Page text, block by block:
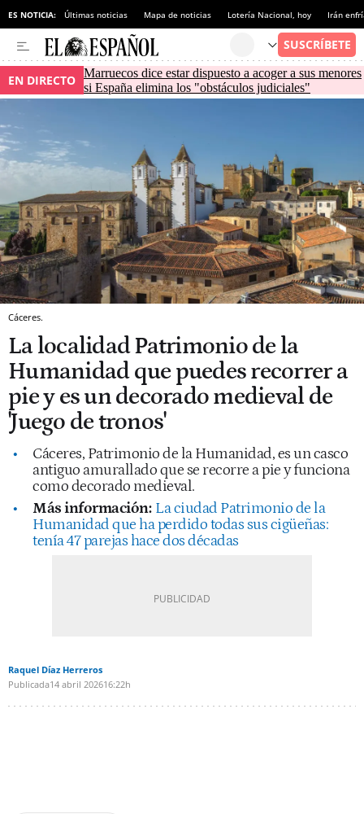
ES NOTICIA: Últimas noticias Mapa de noticias Lotería Nacional, hoy Irán
EN DIRECTO Marruecos dice estar dispuesto a acoger a sus menores
si España elimina los "obstáculos judiciales"
Cáceres.
La localidad Patrimonio de la
Humanidad que puedes recorrer a
pie y es un decorado medieval de
'Juego de tronos'
Cáceres, Patrimonio de la Humanidad, es un casco
antiguo amurallado que se recorre a pie y funciona
como decorado medieval.
Más información: La ciudad Patrimonio de la
Humanidad que ha perdido todas sus cigüeñas:
tenía 47 parejas hace dos décadas
Raquel Díaz Herreros
Publicada14 abril 202616:22h